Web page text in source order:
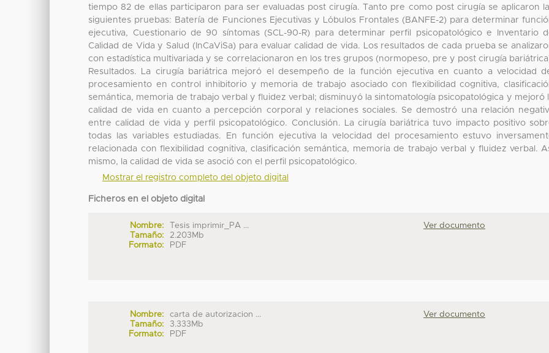
tiempo 82 de ellas participaron para ser evaluadas post cirugía. Tanto pre como post cirugía se aplicaron
siguientes pruebas: Batería de Funciones Ejecutivas y Lóbulos Frontales (BANFE-2) para determinar
ejecutiva, Cuestionario de 90 síntomas (SCL-90-R) para determinar perfil psicopatológico e Inventario
Calidad de Vida y Salud (InCaViSa) para evaluar calidad de vida. Los resultados de cada prueba se
con estadística multivariada y se correlacionaron en los tres grupos (normopeso, pre y post cirugía
Resultados. La cirugía bariátrica mejoró el desempeño de la función ejecutiva en cuanto a velocidad
procesamiento en control inhibitorio y memoria de trabajo asociado con flexibilidad cognitiva,
semántica, memoria de trabajo verbal y fluidez verbal; disminuyó la sintomatología psicopatológica y mejoró
calidad de vida en cuanto a percepción corporal y relaciones sociales. Se demostró una relación
entre calidad de vida y perfil psicopatológico. Conclusión. La cirugía bariátrica tuvo impacto positivo
todas las variables estudiadas. En función ejecutiva la velocidad del procesamiento estuvo
relacionada con flexibilidad cognitiva, clasificación semántica, memoria de trabajo verbal y fluidez verbal.
mismo, la calidad de vida se asoció con el perfil psicopatológico.
Mostrar el registro completo del objeto digital
Ficheros en el objeto digital
Nombre:
Tesis imprimir_PA ...
Tamaño:
2.203Mb
Formato:
PDF
Ver documento
Nombre:
carta de autorizacion ...
Tamaño:
3.333Mb
Formato:
PDF
Ver documento